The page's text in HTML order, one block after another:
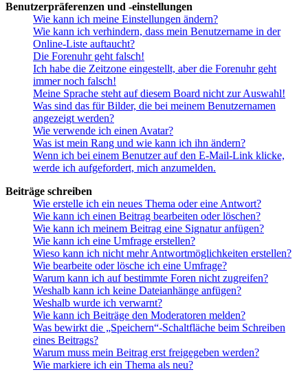
Benutzerpräferenzen und -einstellungen
Wie kann ich meine Einstellungen ändern?
Wie kann ich verhindern, dass mein Benutzername in der
Online-Liste auftaucht?
Die Forenuhr geht falsch!
Ich habe die Zeitzone eingestellt, aber die Forenuhr geht
immer noch falsch!
Meine Sprache steht auf diesem Board nicht zur Auswahl!
Was sind das für Bilder, die bei meinem Benutzernamen
angezeigt werden?
Wie verwende ich einen Avatar?
Was ist mein Rang und wie kann ich ihn ändern?
Wenn ich bei einem Benutzer auf den E-Mail-Link klicke,
werde ich aufgefordert, mich anzumelden.
Beiträge schreiben
Wie erstelle ich ein neues Thema oder eine Antwort?
Wie kann ich einen Beitrag bearbeiten oder löschen?
Wie kann ich meinem Beitrag eine Signatur anfügen?
Wie kann ich eine Umfrage erstellen?
Wieso kann ich nicht mehr Antwortmöglichkeiten erstellen?
Wie bearbeite oder lösche ich eine Umfrage?
Warum kann ich auf bestimmte Foren nicht zugreifen?
Weshalb kann ich keine Dateianhänge anfügen?
Weshalb wurde ich verwarnt?
Wie kann ich Beiträge den Moderatoren melden?
Was bewirkt die „Speichern“-Schaltfläche beim Schreiben
eines Beitrags?
Warum muss mein Beitrag erst freigegeben werden?
Wie markiere ich ein Thema als neu?